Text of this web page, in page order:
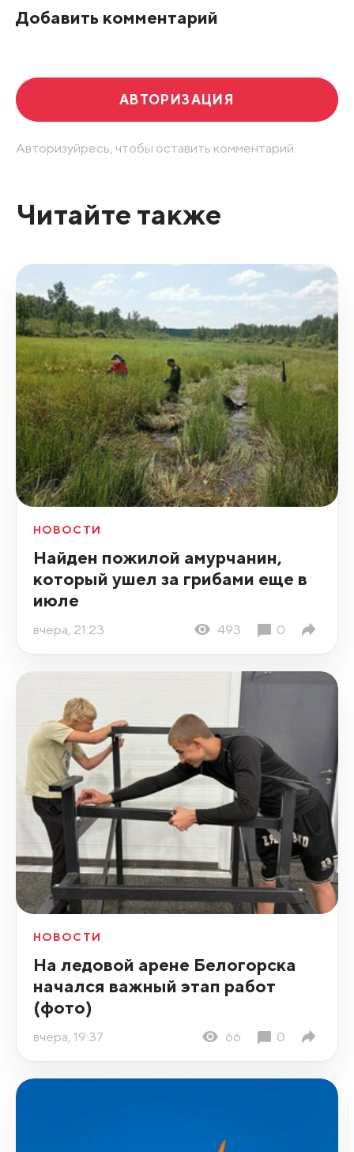
Добавить комментарий
АВТОРИЗАЦИЯ
Авторизуйресь, чтобы оставить комментарий.
Читайте также
НОВОСТИ
Найден пожилой амурчанин,
который ушел за грибами еще в
июле
вчера, 21:23 493 0
НОВОСТИ
На ледовой арене Белогорска
начался важный этап работ
(фото)
вчера, 19:37 66 0